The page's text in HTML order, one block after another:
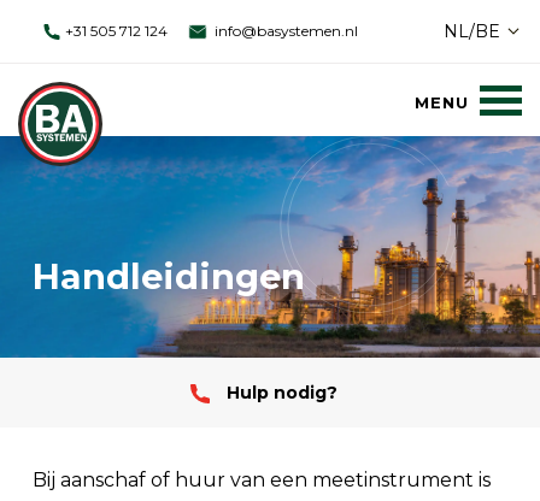
+31 505 712 124 info@basystemen.nl NL/BE
Handleidingen
Hulp nodig?
Bij aanschaf of huur van een meetinstrument is